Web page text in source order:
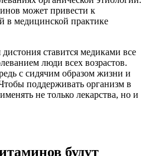
может привести к
в медицинской практике
дистония ставится медиками все
люди всех возрастов.
с сидячим образом жизни и
поддерживать организм в
не только лекарства, но и
будут